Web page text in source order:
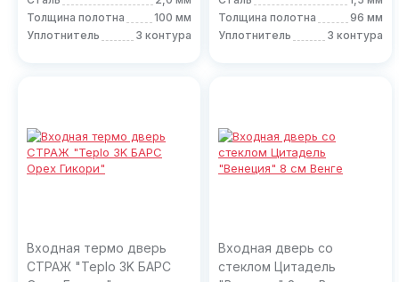
Толщина полотна
100 мм
Уплотнитель
3 контура
Толщина полотна
96 мм
Уплотнитель
3 контура
Входная термо дверь
СТРАЖ "Teplo 3K БАРС
Входная дверь со
стеклом Цитадель